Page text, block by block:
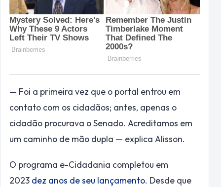
— Foi a primeira vez que o portal entrou em
contato com os cidadãos; antes, apenas o
cidadão procurava o Senado. Acreditamos em
um caminho de mão dupla — explica Alisson.
O programa e-Cidadania completou em
2023 dez anos de seu lançamento. Desde que